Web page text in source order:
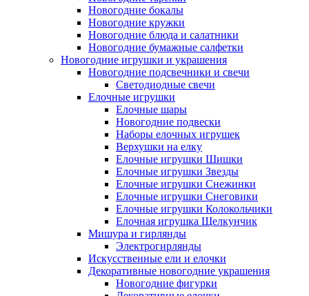
Новогодние бокалы
Новогодние кружки
Новогодние блюда и салатники
Новогодние бумажные салфетки
Новогодние игрушки и украшения
Новогодние подсвечники и свечи
Светодиодные свечи
Елочные игрушки
Елочные шары
Новогодние подвески
Наборы елочных игрушек
Верхушки на елку
Елочные игрушки Шишки
Елочные игрушки Звезды
Елочные игрушки Снежинки
Елочные игрушки Снеговики
Елочные игрушки Колокольчики
Елочная игрушка Щелкунчик
Мишура и гирлянды
Электрогирлянды
Искусственные ели и елочки
Декоративные новогодние украшения
Новогодние фигурки